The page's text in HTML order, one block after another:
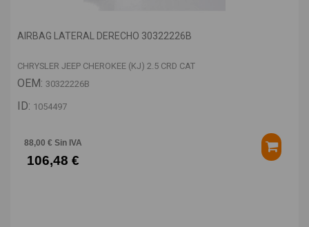
AIRBAG LATERAL DERECHO 30322226B
CHRYSLER JEEP CHEROKEE (KJ) 2.5 CRD CAT
OEM: 30322226B
ID: 1054497
88,00 € Sin IVA
106,48 €